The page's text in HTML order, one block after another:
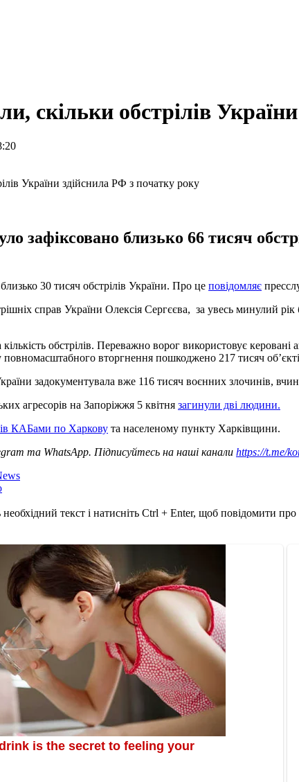
скільки обстрілів
зафіксовано близько 66 тисяч
30 тисяч обстрілів України. Про це повідомляє
справ України Олексія Сергєєва, за увесь минулий
обстрілів. Переважно ворог використовує керовані
повномасштабного вторгнення пошкоджено 217 тисяч
задокументувала вже 116 тисяч воєнних злочинів,
агресорів на Запоріжжя 5 квітня загинули дві людини.
КАБами по Харкову та населеному пункту Харківщини.
та WhatsApp. Підписуйтесь на наші канали https://t.me/
текст і натисніть Ctrl + Enter, щоб повідомити